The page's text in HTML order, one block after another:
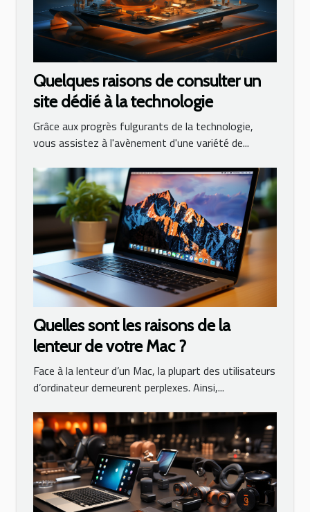
Quelques raisons de consulter un
site dédié à la technologie
Grâce aux progrès fulgurants de la technologie,
vous assistez à l'avènement d'une variété de...
Quelles sont les raisons de la
lenteur de votre Mac ?
Face à la lenteur d’un Mac, la plupart des utilisateurs
d’ordinateur demeurent perplexes. Ainsi,...